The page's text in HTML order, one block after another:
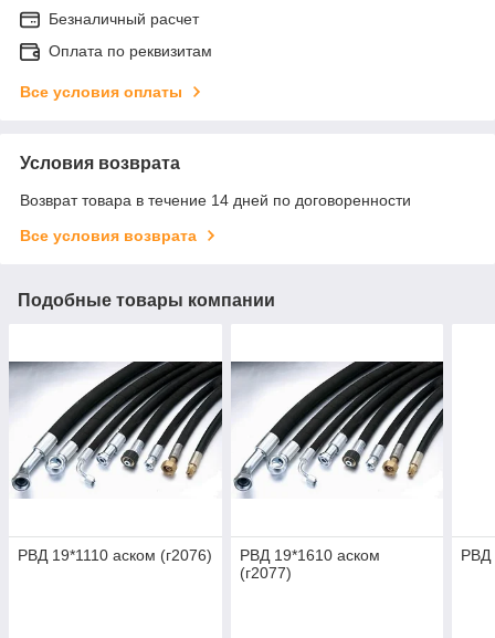
Безналичный расчет
Оплата по реквизитам
Все условия оплаты
Условия возврата
Возврат товара в течение 14 дней по договоренности
Все условия возврата
Подобные товары компании
РВД 19*1110 аском (г2076)
РВД 19*1610 аском
(г2077)
РВД